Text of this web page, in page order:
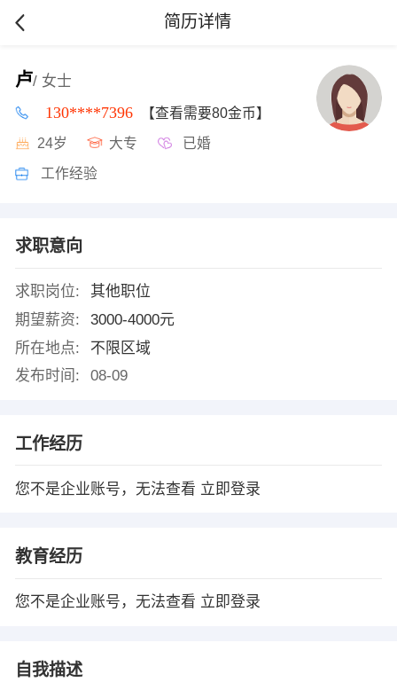
简历详情
卢/ 女士
130****7396 【查看需要80金币】
24岁 大专 已婚
工作经验
求职意向
求职岗位:
其他职位
期望薪资:
3000-4000元
所在地点:
不限区域
发布时间:
08-09
工作经历
您不是企业账号，无法查看 立即登录
教育经历
您不是企业账号，无法查看 立即登录
自我描述